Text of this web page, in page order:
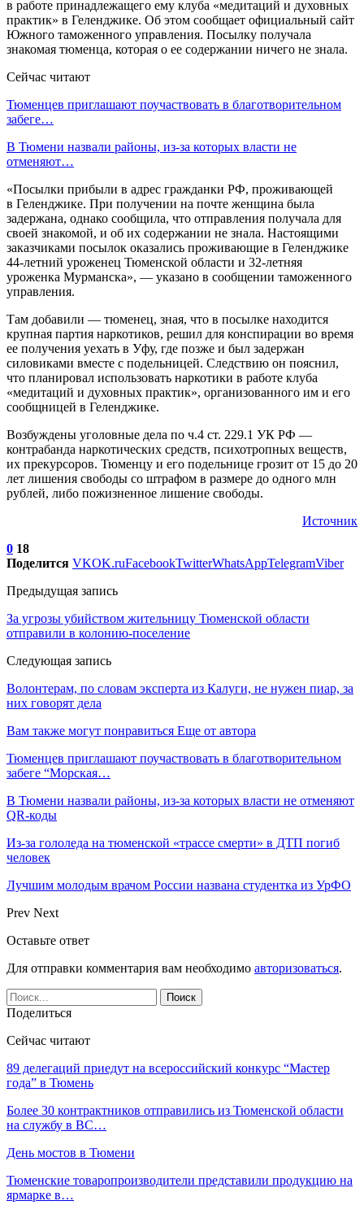
в работе принадлежащего ему клуба «медитаций и духовных
практик» в Геленджике. Об этом сообщает официальный сайт
Южного таможенного управления. Посылку получала
знакомая тюменца, которая о ее содержании ничего не знала.
Сейчас читают
Тюменцев приглашают поучаствовать в благотворительном
забеге…
В Тюмени назвали районы, из-за которых власти не
отменяют…
«Посылки прибыли в адрес гражданки РФ, проживающей
в Геленджике. При получении на почте женщина была
задержана, однако сообщила, что отправления получала для
своей знакомой, и об их содержании не знала. Настоящими
заказчиками посылок оказались проживающие в Геленджике
44-летний уроженец Тюменской области и 32-летняя
уроженка Мурманска», — указано в сообщении таможенного
управления.
Там добавили — тюменец, зная, что в посылке находится
крупная партия наркотиков, решил для конспирации во время
ее получения уехать в Уфу, где позже и был задержан
силовиками вместе с подельницей. Следствию он пояснил,
что планировал использовать наркотики в работе клуба
«медитаций и духовных практик», организованного им и его
сообщницей в Геленджике.
Возбуждены уголовные дела по ч.4 ст. 229.1 УК РФ —
контрабанда наркотических средств, психотропных веществ,
их прекурсоров. Тюменцу и его подельнице грозит от 15 до 20
лет лишения свободы со штрафом в размере до одного млн
рублей, либо пожизненное лишение свободы.
Источник
0 18
Поделится VKOK.ruFacebookTwitterWhatsAppTelegramViber
Предыдущая запись
За угрозы убийством жительницу Тюменской области
отправили в колонию-поселение
Следующая запись
Волонтерам, по словам эксперта из Калуги, не нужен пиар, за
них говорят дела
Вам также могут понравиться Еще от автора
Тюменцев приглашают поучаствовать в благотворительном
забеге “Морская…
В Тюмени назвали районы, из-за которых власти не отменяют
QR-коды
Из-за гололеда на тюменской «трассе смерти» в ДТП погиб
человек
Лучшим молодым врачом России названа студентка из УрФО
Prev Next
Оставьте ответ
Для отправки комментария вам необходимо авторизоваться.
Поделиться
Сейчас читают
89 делегаций приедут на всероссийский конкурс “Мастер
года” в Тюмень
Более 30 контрактников отправились из Тюменской области
на службу в ВС…
День мостов в Тюмени
Тюменские товаропроизводители представили продукцию на
ярмарке в…